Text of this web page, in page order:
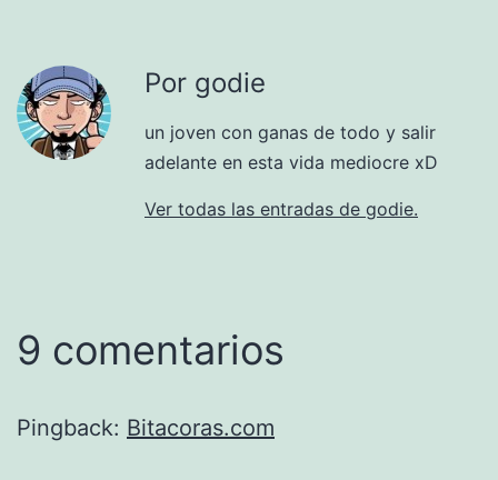
Por godie
un joven con ganas de todo y salir
adelante en esta vida mediocre xD
Ver todas las entradas de godie.
9 comentarios
Pingback: Bitacoras.com